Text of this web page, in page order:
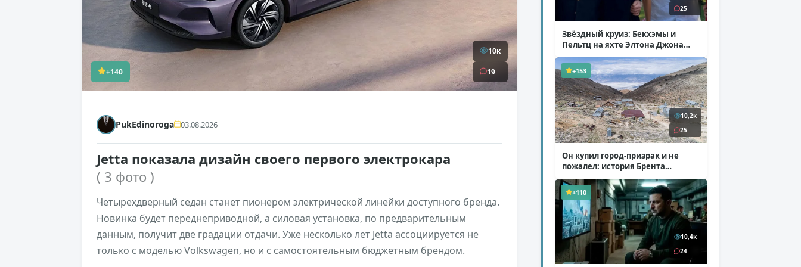
+140
10к
19
PukEdinoroga 03.08.2026
Jetta показала дизайн своего первого электрокара
( 3 фото )
Четырехдверный седан станет пионером электрической линейки доступного бренда.
Новинка будет переднеприводной, а силовая установка, по предварительным
данным, получит две градации отдачи. Уже несколько лет Jetta ассоциируется не
только с моделью Volkswagen, но и с самостоятельным бюджетным брендом.
25
Звёздный круиз: Бекхэмы и
Пельтц на яхте Элтона Джона
( 12 фото )
+153
10,2к
25
Он купил город-призрак и не
пожалел: история Брента
Андервуда( 1 фото + 1 видео )
+110
10,4к
24